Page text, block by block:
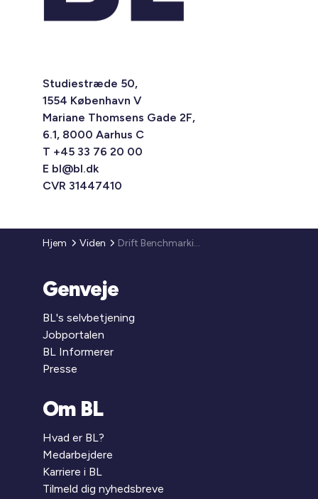
Studiestræde 50,
1554 København V
Mariane Thomsens Gade 2F,
6.1, 8000 Aarhus C
T +45 33 76 20 00
E bl@bl.dk
CVR 31447410
Hjem Viden Drift Benchmarking
Genveje
BL's selvbetjening
Jobportalen
BL Informerer
Presse
Om BL
Hvad er BL?
Medarbejdere
Karriere i BL
Tilmeld dig nyhedsbreve